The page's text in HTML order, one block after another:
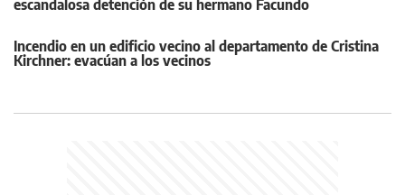
escandalosa detención de su hermano Facundo
Incendio en un edificio vecino al departamento de Cristina
Kirchner: evacúan a los vecinos